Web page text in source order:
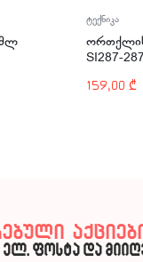
ტექნიკა
SI287-
159,00 ₾
ელ. ფოსტა და